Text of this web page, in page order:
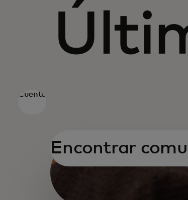
Cuento
Encontrar